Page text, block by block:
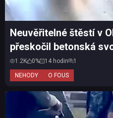
NEHODY O FOUS
Neuvěřitelné štěstí v
přeskočil betonská
nárazem auta
1.2K 0% 14 hodin 1